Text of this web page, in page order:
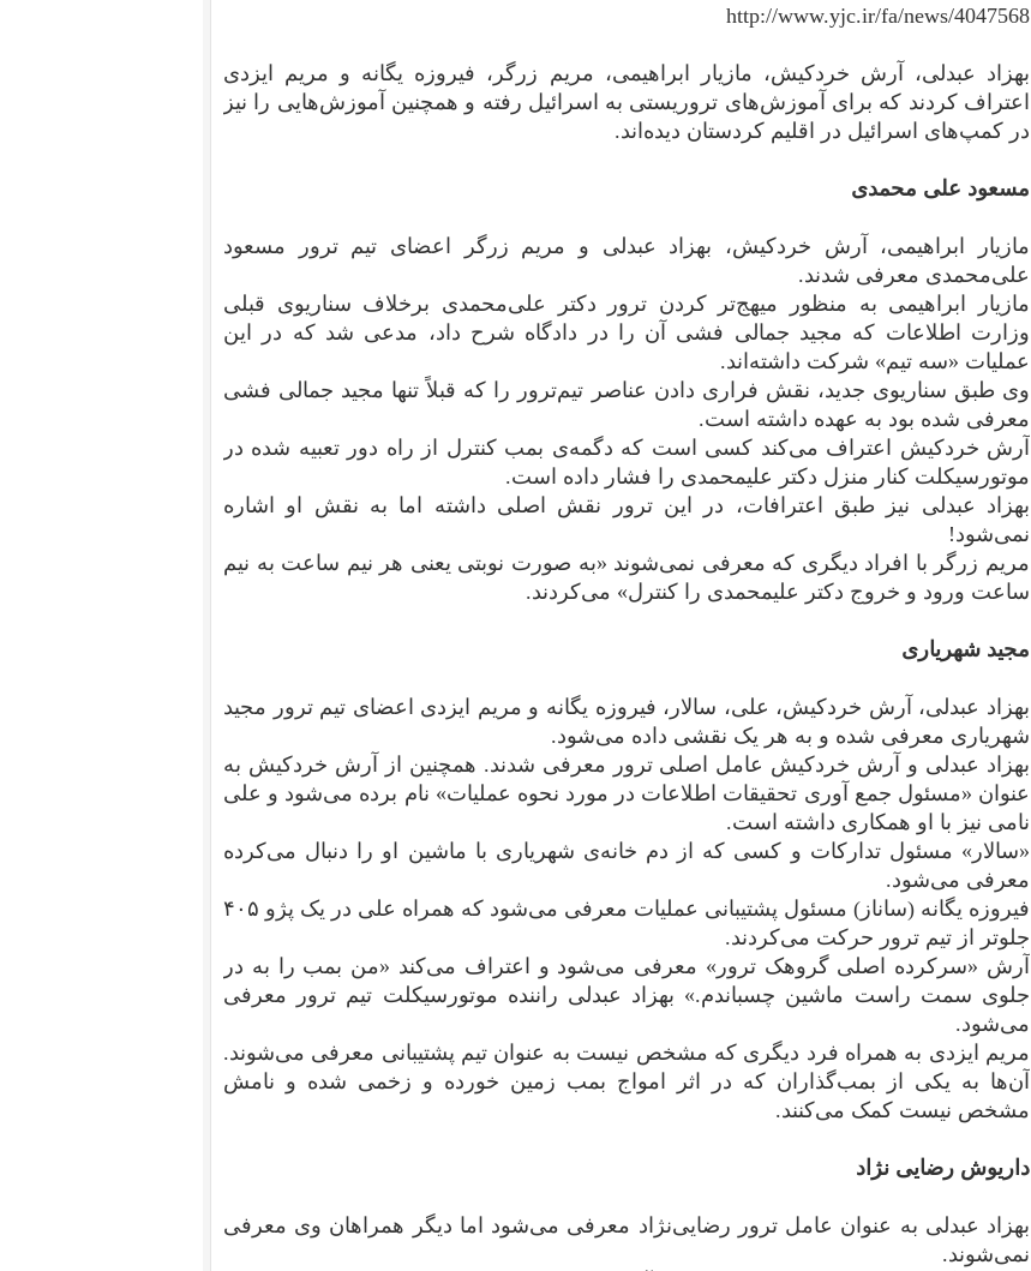
http://www.yjc.ir/fa/news/4047568
بهزاد عبدلی، آرش خردکیش، مازیار ابراهیمی، مریم زرگر، فیروزه یگانه و مریم ایزدی
اعتراف کردند که برای آموزش‌های تروریستی به اسرائیل رفته و همچنین آموزش‌هایی را نیز
در کمپ‌های اسرائیل در اقلیم کردستان دیده‌اند.
مسعود علی محمدی
مازیار ابراهیمی، آرش خردکیش، بهزاد عبدلی و مریم زرگر اعضای تیم ترور مسعود
علی‌محمدی معرفی شدند.
مازیار ابراهیمی به منظور میهج‌تر کردن ترور دکتر علی‌محمدی برخلاف سناریوی قبلی
وزارت اطلاعات که مجید جمالی فشی آن را در دادگاه شرح داد، مدعی شد که در این
عملیات «سه تیم» شرکت داشته‌‌اند.
وی طبق سناریوی جدید، نقش فراری دادن عناصر تیم‌ترور را که قبلاً تنها مجید جمالی فشی
معرفی شده بود به عهده داشته است.
آرش خردکیش اعتراف می‌کند کسی است که دگمه‌ی بمب کنترل از راه دور تعبیه شده در
موتورسیکلت کنار منزل دکتر علیمحمدی را فشار داده است.
بهزاد عبدلی نیز طبق اعترافات، در این ترور نقش اصلی داشته اما به نقش او اشاره
نمی‌شود!
مریم زرگر با افراد دیگری که معرفی نمی‌شوند «به صورت نوبتی یعنی هر نیم ساعت به نیم
ساعت ورود و خروج دکتر علیمحمدی را کنترل» می‌کردند.
مجید شهریاری
بهزاد عبدلی، آرش خردکیش، علی، سالار، فیروزه یگانه و مریم ایزدی اعضای تیم ترور مجید
شهریاری معرفی شده و به هر یک نقشی داده می‌شود.
بهزاد عبدلی و آرش خردکیش عامل اصلی ترور معرفی شدند. همچنین از آرش خردکیش به
عنوان «مسئول جمع آوری تحقیقات اطلاعات در مورد نحوه عملیات» نام برده می‌شود و علی
نامی نیز با او همکاری داشته است.
«سالار» مسئول تدارکات و کسی که از دم خانه‌ی شهریاری با ماشین او را دنبال می‌کرده
معرفی می‌شود.
فیروزه یگانه (ساناز) مسئول پشتیبانی عملیات معرفی می‌شود که همراه علی در یک پژو ۴۰۵
جلوتر از تیم ترور حرکت می‌کردند.
آرش «سرکرده اصلی گروهک ترور» معرفی می‌شود و اعتراف می‌کند «من بمب را به در
جلوی سمت راست ماشین چسباندم.» بهزاد عبدلی راننده موتورسیکلت تیم ترور معرفی
می‌شود.
مریم ایزدی به همراه فرد دیگری که مشخص نیست به عنوان تیم پشتیبانی معرفی می‌شوند.
آن‌ها به یکی از بمب‌گذاران که در اثر امواج بمب زمین خورده و زخمی شده و نامش
مشخص نیست کمک می‌کنند.
داریوش رضایی نژاد
بهزاد عبدلی به عنوان عامل ترور رضایی‌نژاد معرفی می‌شود اما دیگر همراهان وی معرفی
نمی‌شوند.